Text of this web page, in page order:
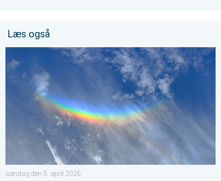
Læs også
Omvendte regnbuer og lysende skyer. Vejrets vanvittige
søndag den 5. april 2026